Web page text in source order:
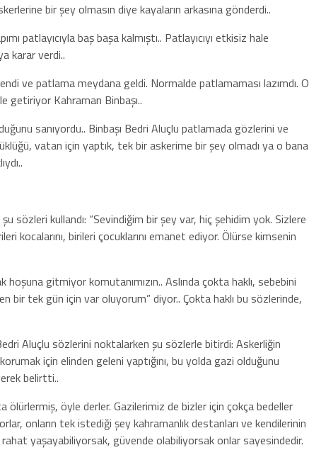
bir şey olmasın diye kayaların arkasına gönderdi..
patlayıcıyla baş başa kalmıştı.. Patlayıcıyı etkisiz hale
karar verdi..
ve patlama meydana geldi. Normalde patlamaması lazımdı. O
getiriyor Kahraman Binbaşı..
sanıyordu.. Binbaşı Bedri Aluçlu patlamada gözlerini ve
vatan için yaptık, tek bir askerime bir şey olmadı ya o bana
sözleri kullandı: “Sevindiğim bir şey var, hiç şehidim yok. Sizlere
kocalarını, birileri çocuklarını emanet ediyor. Ölürse kimsenin
hoşuna gitmiyor komutanımızın.. Aslında çokta haklı, sebebini
bir tek gün için var oluyorum” diyor.. Çokta haklı bu sözlerinde,
Aluçlu sözlerini noktalarken şu sözlerle bitirdi: Askerliğin
için elinden geleni yaptığını, bu yolda gazi olduğunu
belirtti..
ölürlermiş, öyle derler. Gazilerimiz de bizler için çokça bedeller
onların tek istediği şey kahramanlık destanları ve kendilerinin
yaşayabiliyorsak, güvende olabiliyorsak onlar sayesindedir.